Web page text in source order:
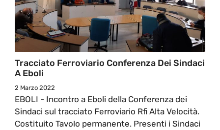
Tracciato Ferroviario Conferenza Dei Sindaci
A Eboli
2 Marzo 2022
EBOLI - Incontro a Eboli della Conferenza dei
Sindaci sul tracciato Ferroviario Rfi Alta Velocità.
Costituito Tavolo permanente. Presenti i Sindaci